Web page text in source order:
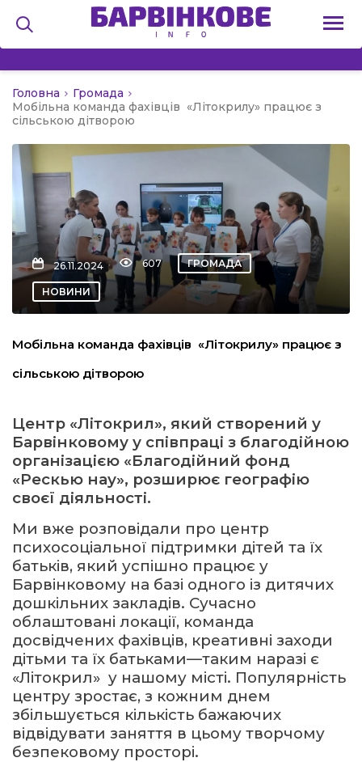
Головна
Громада
Мобільна команда фахівців «Літокрилу» працює з
сільською дітворою
26.11.2024 607 ГРОМАДА
НОВИНИ
Мобільна команда фахівців «Літокрилу» працює з
сільською дітворою
Центр «Літокрил», який створений у
Барвінковому у співпраці з благодійною
організацією «Благодійний фонд
«Рескью нау», розширює географію
своєї діяльності.
Ми вже розповідали про центр
психосоціальної підтримки дітей та їх
батьків, який успішно працює у
Барвінковому на базі одного із дитячих
дошкільних закладів. Сучасно
облаштовані локації, команда
досвідчених фахівців, креативні заходи
дітьми та їх батьками—таким наразі є
«Літокрил» у нашому місті. Популярність
центру зростає, з кожним днем
збільшується кількість бажаючих
відвідувати заняття в цьому творчому
безпековому просторі.